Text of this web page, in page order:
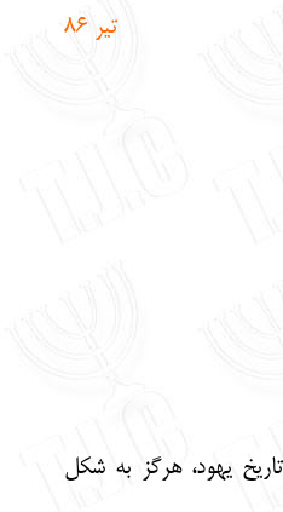
تير 8 6
یهود، هرگز به شکل